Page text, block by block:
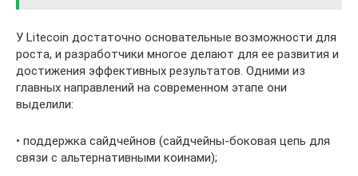
У Litecoin достаточно основательные возможности для
роста, и разработчики многое делают для ее развития и
достижения эффективных результатов. Одними из
главных направлений на современном этапе они
выделили:
• поддержка сайдчейнов (сайдчейны-боковая цепь для
связи с альтернативными коинами);